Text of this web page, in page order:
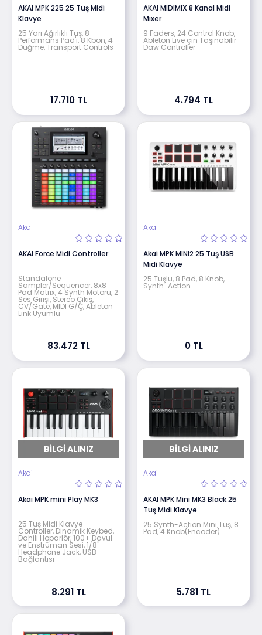
AKAI MPK 225 25 Tuş Midi
Klavye
25 Yarı Ağırlıklı Tuş, 8
Performans Pad'i, 8 Kbon, 4
Düğme, Transport Controls
17.710 TL
AKAI MIDIMIX 8 Kanal Midi
Mixer
9 Faders, 24 Control Knob,
Ableton Live çin Taşınabilir
Daw Controller
4.794 TL
Akai
AKAI Force Midi Controller
Standalone
Sampler/Sequencer, 8x8
Pad Matrix, 4 Synth Motoru, 2
Ses Girişi, Stereo Çıkış,
CV/Gate, MIDI G/Ç, Ableton
Link Uyumlu
83.472 TL
Akai
Akai MPK MINI2 25 Tuş USB
Midi Klavye
25 Tuşlu, 8 Pad, 8 Knob,
Synth-Action
0 TL
BILGI ALINIZ
Akai
Akai MPK mini Play MK3
25 Tuş Midi Klavye
Controller, Dinamik Keybed,
Dahili Hoparlör, 100+ Davul
ve Enstrüman Sesi, 1/8"
Headphone Jack, USB
Bağlantısı
8.291 TL
BILGI ALINIZ
Akai
AKAI MPK Mini MK3 Black 25
Tuş Midi Klavye
25 Synth-Action Mini Tuş, 8
Pad, 4 Knob(Encoder)
5.781 TL